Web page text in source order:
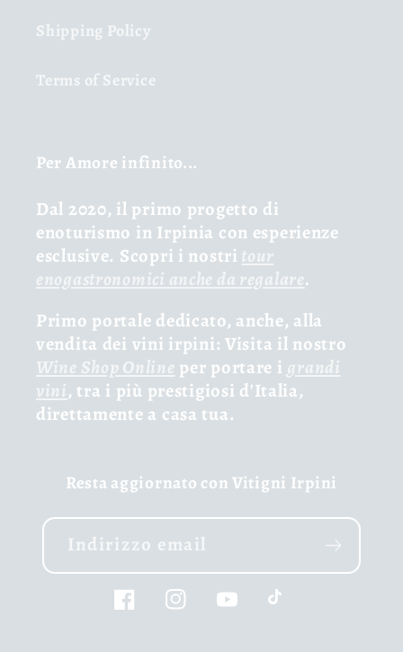
Shipping Policy
Terms of Service
Per Amore infinito...
Dal 2020, il primo progetto di
enoturismo in Irpinia con esperienze
esclusive. Scopri i nostri tour
enogastronomici anche da regalare.
Primo portale dedicato, anche, alla
vendita dei vini irpini: Visita il nostro
Wine Shop Online per portare i grandi
vini, tra i più prestigiosi d'Italia,
direttamente a casa tua.
Resta aggiornato con Vitigni Irpini
Indirizzo email
FacebookInstagramYouTubeTikTok